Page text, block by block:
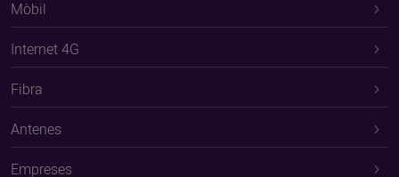
Mòbil
Internet 4G
Fibra
Antenes
Empreses